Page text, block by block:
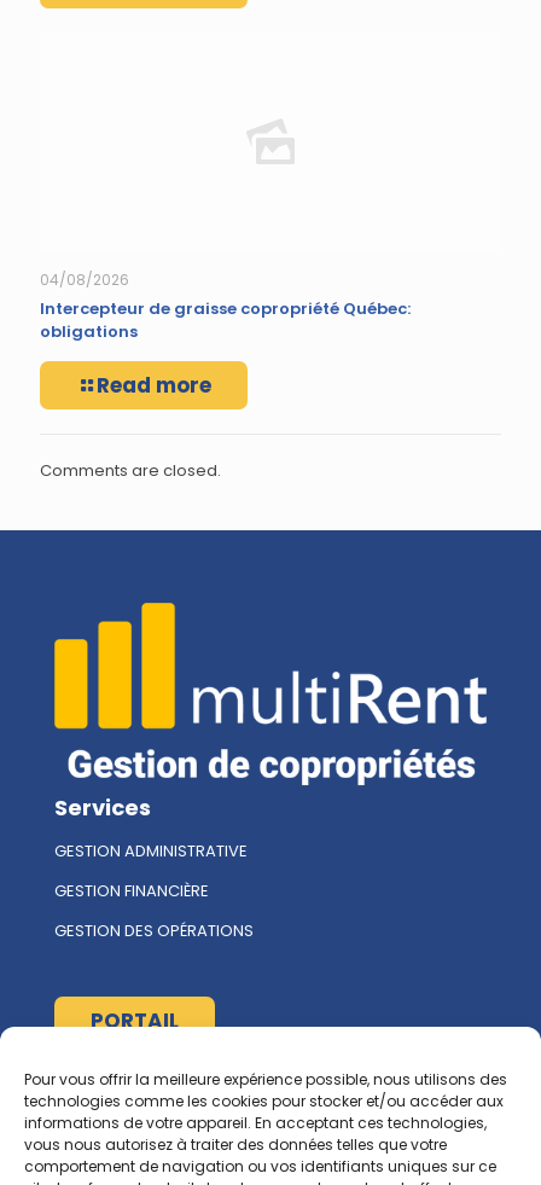
Pour vous offrir la meilleure expérience possible, nous utilisons des
technologies comme les cookies pour stocker et/ou accéder aux
informations de votre appareil. En acceptant ces technologies,
vous nous autorisez à traiter des données telles que votre
comportement de navigation ou vos identifiants uniques sur ce
04/08/2026
Intercepteur de graisse copropriété Québec:
obligations
Read more
Comments are closed.
Services
GESTION ADMINISTRATIVE
GESTION FINANCIÈRE
GESTION DES OPÉRATIONS
PORTAIL
À propos
L'ÉQUIPE MULTIRENT
NOUS CONTACTER